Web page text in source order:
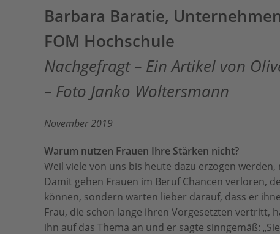
Barbara Baratie,
FOM Hochschule
Nachgefragt – Ein Artikel von
– Foto Janko Woltersmann
November 2019
Warum nutzen Frauen Ihre Stärken nicht?
Weil viele von uns bis heute dazu erzogen
Damit gehen Frauen im Beruf Chancen verloren,
können, sondern warten lieber darauf, dass er
Frau, die schon lange ihren Vorgesetzten vertritt,
ihn auf das Thema an und er sagte sinngemäß: